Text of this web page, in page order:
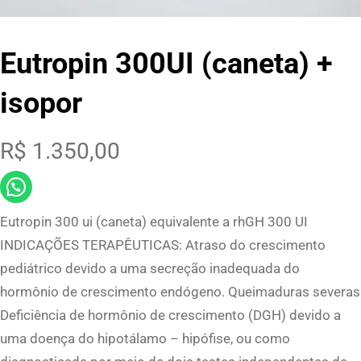
Eutropin 300UI (caneta) +
isopor
R$ 1.350,00
Eutropin 300 ui (caneta) equivalente a rhGH 300 UI
INDICAÇÕES TERAPÊUTICAS: Atraso do crescimento
pediátrico devido a uma secreção inadequada do
hormônio de crescimento endógeno. Queimaduras severas
Deficiência de hormônio de crescimento (DGH) devido a
uma doença do hipotálamo – hipófise, ou como